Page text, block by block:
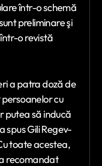
într-o schemă
preliminare şi
o revistă
a patra doză de
cu
putea să inducă
spus Gili Regev-
toate acestea,
recomandat